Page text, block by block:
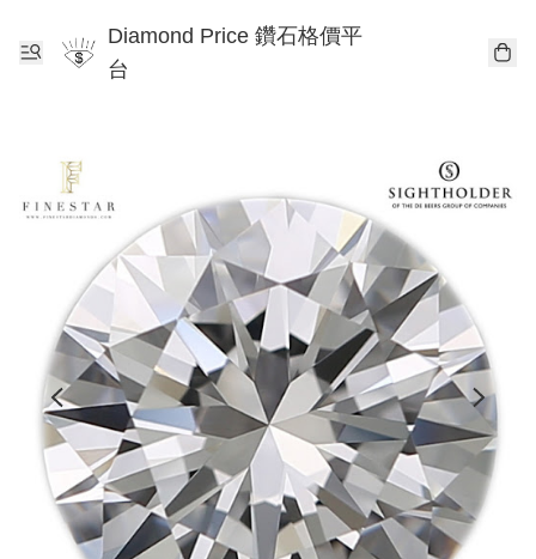
Diamond Price 鑽石格價平
台